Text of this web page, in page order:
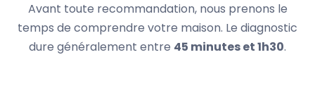
Avant toute recommandation, nous prenons le
temps de comprendre votre maison. Le diagnostic
dure généralement entre 45 minutes et 1h30.